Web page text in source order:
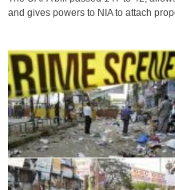
and gives powers to NIA to attach